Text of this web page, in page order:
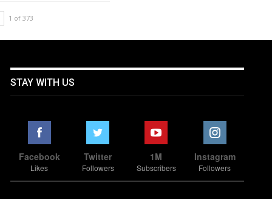
1 of 373
STAY WITH US
Facebook
Likes
Twitter
Followers
1M
Subscribers
Instagram
Followers